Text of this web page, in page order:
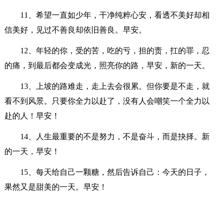
11、希望一直如少年，干净纯粹心安，看透不美好却相
信美好，见过不善良却依旧善良。早安。
12、年轻的你，受的苦，吃的亏，担的责，扛的罪，忍
的痛，到最后都会变成光，照亮你的路，早安，新的一天。
13、上坡的路难走，走上去会很累。但你要是不走，就
看不到风景。只要你全力以赴了，没有人会嘲笑一个全力以
赴的人！早安！
14、人生最重要的不是努力，不是奋斗，而是抉择。新
的一天，早安！
15、每天给自己一颗糖，然后告诉自己：今天的日子，
果然又是甜美的一天。早安！